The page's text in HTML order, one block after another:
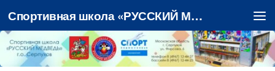
Перейти к содержимому Спортивная школа «РУССКИЙ МЕДВЕДЬ»